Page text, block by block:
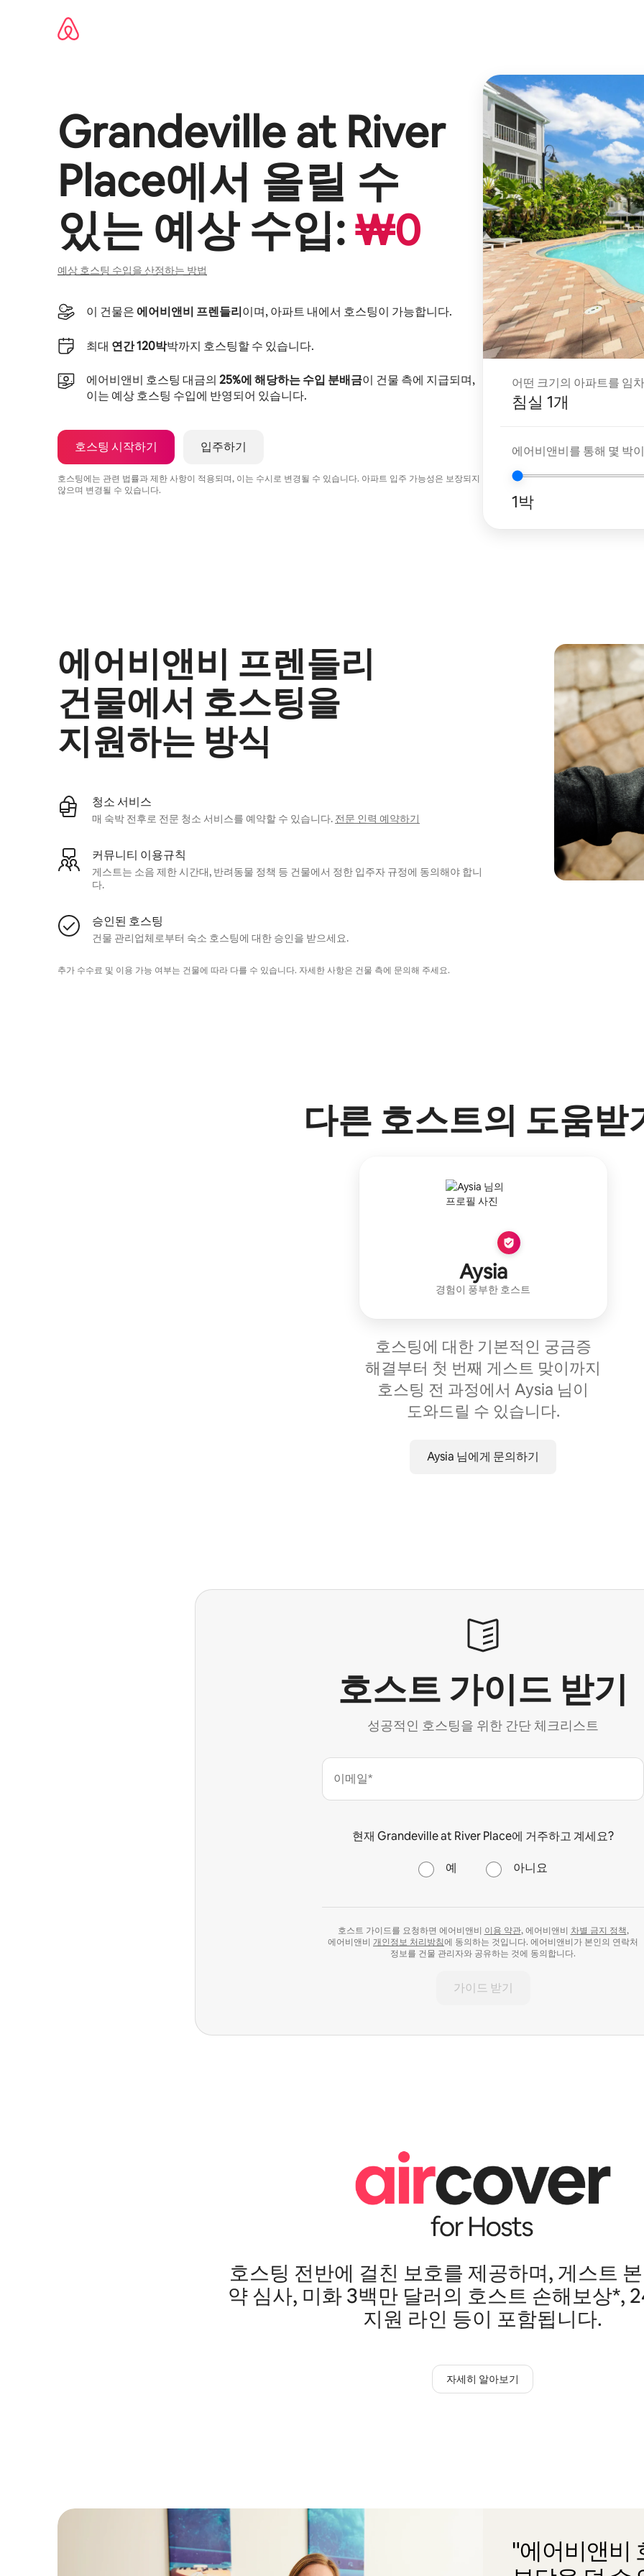
Grandeville at River
Place에서 올릴 수
있는 예상 수입:₩0
예상 호스팅 수입을 산정하는 방법
이 건물은 에어비앤비 프렌들리이며, 아파트 내에서 호스팅이 가능합니다.
최대 연간 120박박까지 호스팅할 수 있습니다.
에어비앤비 호스팅 대금의 25%에 해당하는 수입 분배금이 건물 측에 지급되며,
이는 예상 호스팅 수입에 반영되어 있습니다.
호스팅 시작하기 입주하기
호스팅에는 관련 법률과 제한 사항이 적용되며, 이는 수시로 변경될 수 있습니다. 아파트 입주 가능성은 보장되지
않으며 변경될 수 있습니다.
어떤 크기의 아파트를 임
침실 1개
에어비앤비를 통해 몇 박
1박
에어비앤비 프렌들리
건물에서 호스팅을
지원하는 방식
청소 서비스
매 숙박 전후로 전문 청소 서비스를 예약할 수 있습니다. 전문 인력 예약하기
커뮤니티 이용규칙
게스트는 소음 제한 시간대, 반려동물 정책 등 건물에서 정한 입주자 규정에 동의해야 합니
다.
승인된 호스팅
건물 관리업체로부터 숙소 호스팅에 대한 승인을 받으세요.
추가 수수료 및 이용 가능 여부는 건물에 따라 다를 수 있습니다. 자세한 사항은 건물 측에 문의해 주세요.
다른 호스트의 도움받
Aysia
경험이 풍부한 호스트
호스팅에 대한 기본적인 궁금증
해결부터 첫 번째 게스트 맞이까지
호스팅 전 과정에서 Aysia 님이
도와드릴 수 있습니다.
Aysia 님에게 문의하기
호스트 가이드 받기
성공적인 호스팅을 위한 간단 체크리스트
이메일*
현재 Grandeville at River Place에 거주하고 계세요?
예 아니요
호스트 가이드를 요청하면 에어비앤비 이용 약관, 에어비앤비 차별 금지 정책,
에어비앤비 개인정보 처리방침에 동의하는 것입니다. 에어비앤비가 본인의 연락처
정보를 건물 관리자와 공유하는 것에 동의합니다.
가이드 받기
호스팅 전반에 걸친 보호를 제공하며, 게스트
약 심사, 미화 3백만 달러의 호스트 손해보상*,
지원 라인 등이 포함됩니다.
자세히 알아보기
"에어비앤비